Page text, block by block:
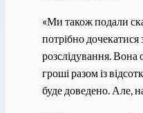
«Ми також подали
потрібно
розслідування. Вона
гроші разом із
буде доведено. Але,